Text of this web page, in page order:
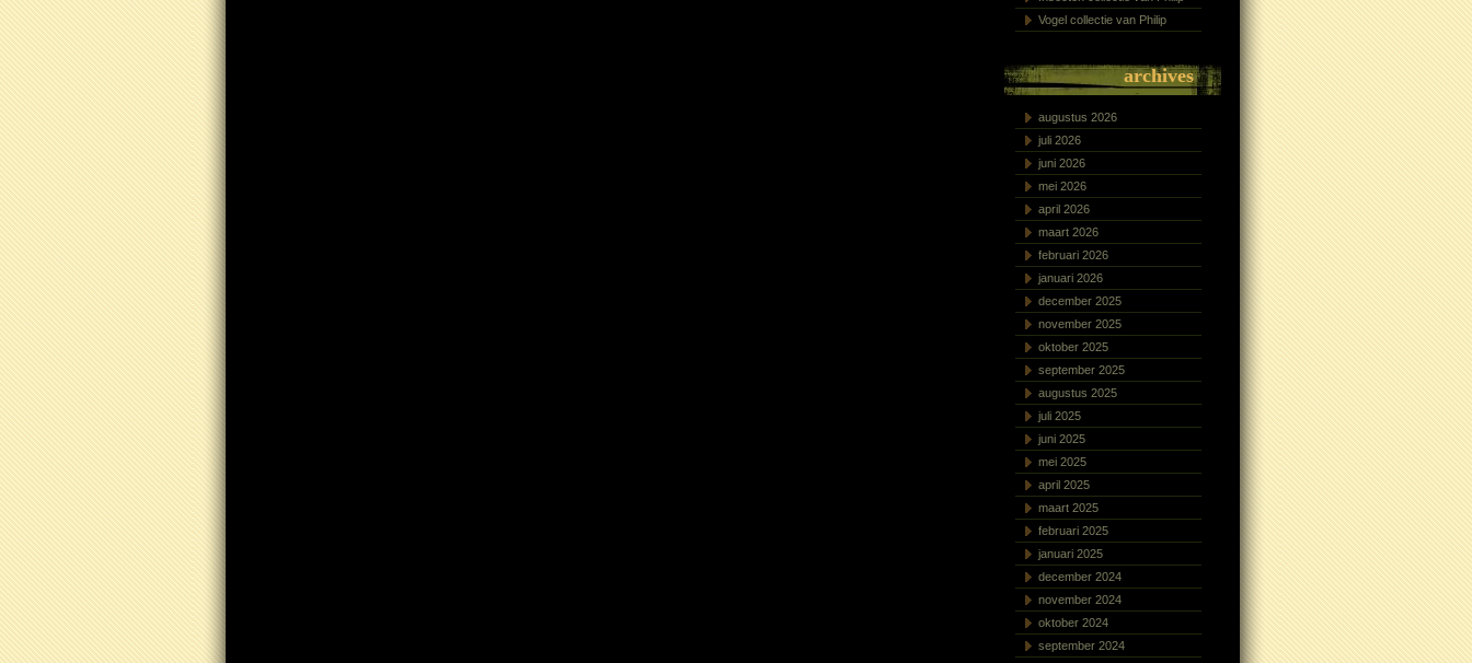
Vogel collectie van Philip
archives
augustus 2026
juli 2026
juni 2026
mei 2026
april 2026
maart 2026
februari 2026
januari 2026
december 2025
november 2025
oktober 2025
september 2025
augustus 2025
juli 2025
juni 2025
mei 2025
april 2025
maart 2025
februari 2025
januari 2025
december 2024
november 2024
oktober 2024
september 2024